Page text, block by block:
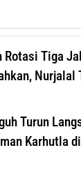
Tiga
Nurjalal
Turun
Karhutla